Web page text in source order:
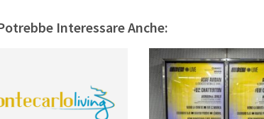
Interessare Anche: